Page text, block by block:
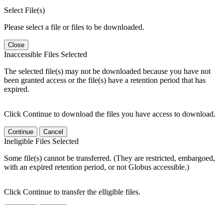
Select File(s)
Please select a file or files to be downloaded.
Close
Inaccessible Files Selected
The selected file(s) may not be downloaded because you have not
been granted access or the file(s) have a retention period that has
expired.
Click Continue to download the files you have access to download.
Continue Cancel
Ineligible Files Selected
Some file(s) cannot be transferred. (They are restricted, embargoed,
with an expired retention period, or not Globus accessible.)
Click Continue to transfer the elligible files.